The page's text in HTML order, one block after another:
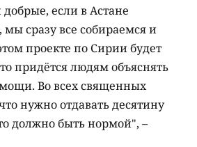
если в Астане
мы сразу все собираемся и
проекте по Сирии будет
придётся людям объяснять
Во всех священных
нужно отдавать десятину
должно быть нормой", –